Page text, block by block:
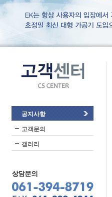
공지사항
고객문의
갤러리